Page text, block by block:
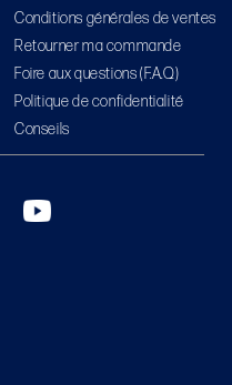
Conditions générales de ventes
Retourner ma commande
Foire aux questions (F.A.Q)
Politique de confidentialité
Conseils